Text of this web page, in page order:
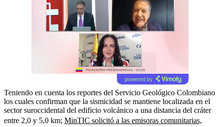
powered by
Teniendo en cuenta los reportes del Servicio Geológico Colombiano
los cuales confirman que la sismicidad se mantiene localizada en el
sector suroccidental del edificio volcánico a una distancia del cráter
entre 2,0 y 5,0 km; MinTIC solicitó a las emisoras comunitarias,